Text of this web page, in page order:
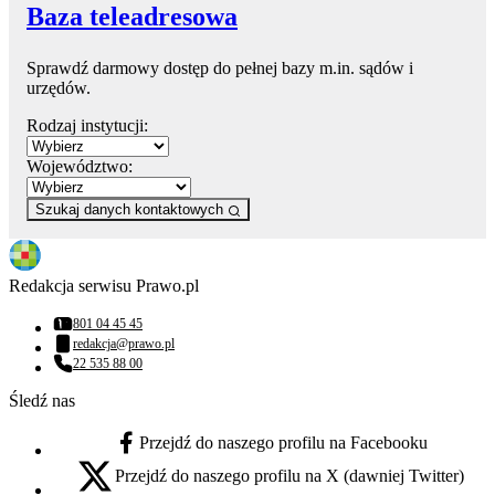
Baza teleadresowa
Sprawdź darmowy dostęp do pełnej bazy m.in. sądów i
urzędów.
Rodzaj instytucji:
Województwo:
Szukaj danych kontaktowych
Redakcja serwisu Prawo.pl
Numer telefonu:
801 04 45 45
Adres email:
redakcja@prawo.pl
Numer telefonu:
22 535 88 00
Śledź nas
facebook - otwiera się w nowej karcie
Przejdź do naszego profilu na Facebooku
x - otwiera się w nowej karcie
Przejdź do naszego profilu na X (dawniej Twitter)